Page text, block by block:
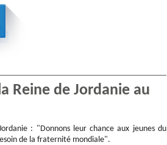
Reine de Jordanie au
: "Donnons leur chance aux jeunes du
de la fraternité mondiale".